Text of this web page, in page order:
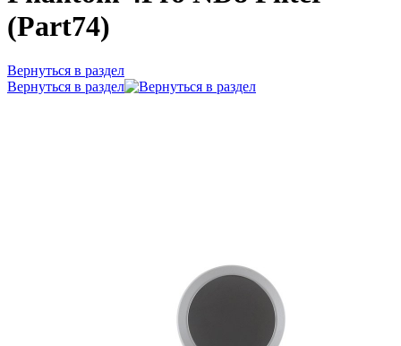
(Part74)
Вернуться в раздел
Вернуться в раздел